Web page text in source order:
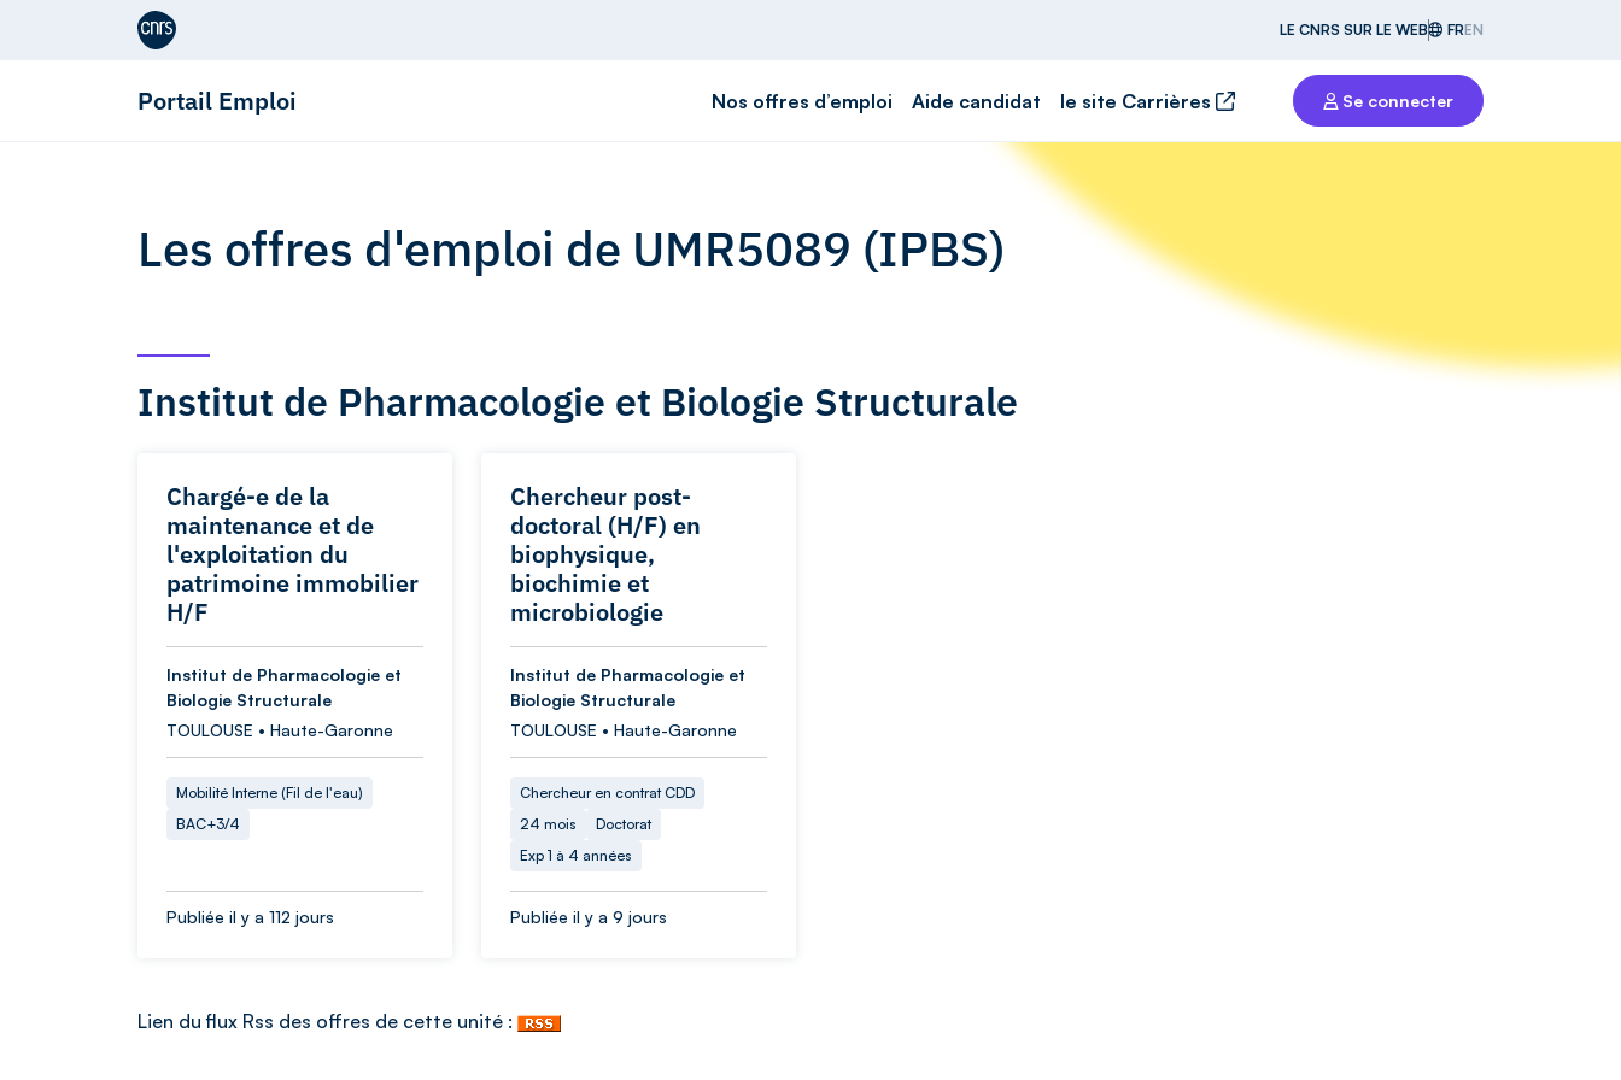
Aller au contenu
LE CNRS SUR LE WEB FREN
Portail Emploi Nos offres d’emploi Aide candidat le site Carrières Se connecter
Les offres d'emploi de UMR5089 (IPBS)
Institut de Pharmacologie et Biologie Structurale
Chargé-e de la
maintenance et de
l'exploitation du
patrimoine immobilier
H/F
Institut de Pharmacologie et
Biologie Structurale
TOULOUSE • Haute-Garonne
Mobilité Interne (Fil de l'eau)
BAC+3/4
Publiée il y a 112 jours
Chercheur post-
doctoral (H/F) en
biophysique,
biochimie et
microbiologie
Institut de Pharmacologie et
Biologie Structurale
TOULOUSE • Haute-Garonne
Chercheur en contrat CDD
24 mois
Doctorat
Exp 1 à 4 années
Publiée il y a 9 jours
Lien du flux Rss des offres de cette unité :